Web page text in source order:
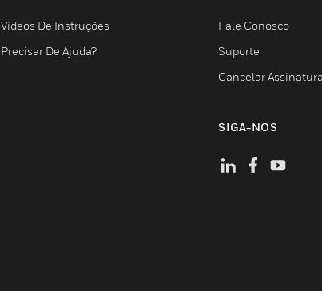
Vídeos De Instruções
Precisar De Ajuda?
Fale Conosco
Suporte
Cancelar Assinatura
SIGA-NOS